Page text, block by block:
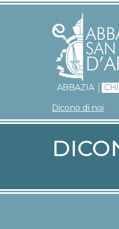
ABBAZIA
Dicono di noi